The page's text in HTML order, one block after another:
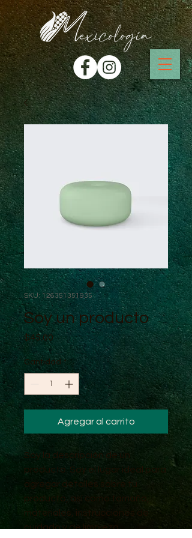
SKU: 126351351935
Soy un producto
$45.00Precio
Cantidad *
Agregar al carrito
Soy la descripción de un
producto. Soy el lugar ideal para
agregar detalles sobre tu
producto, así como tamaño,
materiales, instrucciones de
cuidado y de limpieza.